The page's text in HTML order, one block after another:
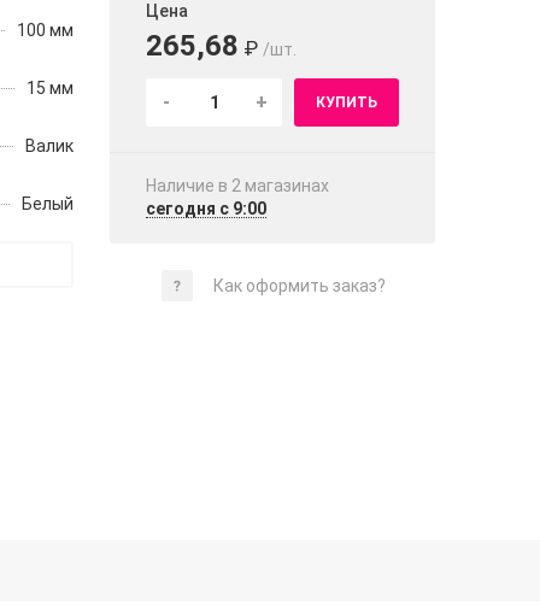
100 мм
15 мм
Валик
Белый
Цена
265,68 ₽ /шт.
- + КУПИТЬ
Наличие в 2 магазинах
сегодня с 9:00
Как оформить заказ?